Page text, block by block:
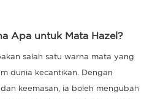
Apa untuk Mata Hazel?
salah satu warna mata yang
dunia kecantikan. Dengan
keemasan, ia boleh mengubah